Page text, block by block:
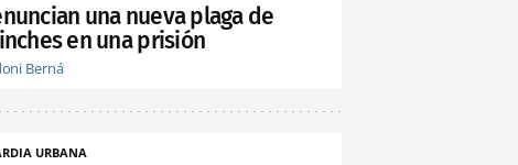
una nueva plaga de
en una prisión
Berná
URBANA